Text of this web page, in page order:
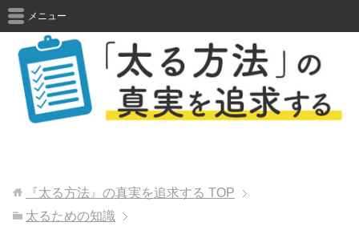
メニュー
『太る方法』の真実を追求する TOP
太るための知識